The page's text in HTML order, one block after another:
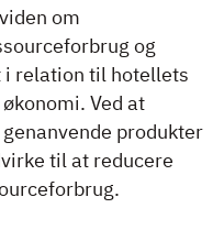
om
og
relation til hotellets
Ved at
produkter
til at reducere